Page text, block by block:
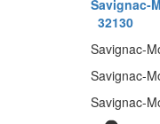
Savignac-
32130
Savignac-
Savignac-
Savignac-